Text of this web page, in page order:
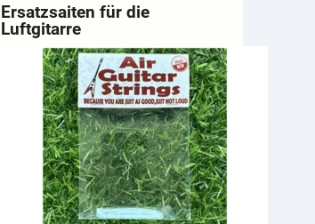
Ersatzsaiten für die
Luftgitarre